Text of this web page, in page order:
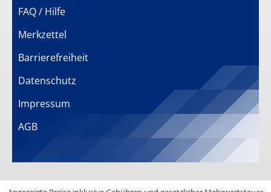
FAQ / Hilfe
Merkzettel
Barrierefreiheit
Datenschutz
Impressum
AGB